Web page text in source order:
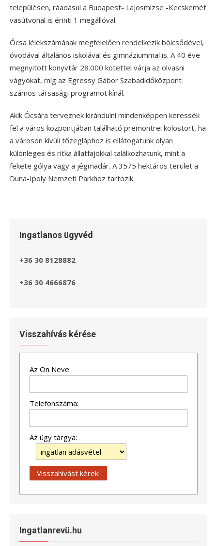
településen, ráadásul a Budapest- Lajosmizse -Kecskemét
vasútvonal is érinti 1 megállóval.
Ócsa lélekszámának megfelelően rendelkezik bölcsődével,
óvodával általános iskolával és gimnáziummal is. A 40 éve
megnyitott könyvtár 28.000 kötettel várja az olvasni
vágyókat, míg az Egressy Gábor Szabadidőközpont
számos társasági programot kínál.
Akik Ócsára terveznek kirándulni mindenképpen keressék
fel a város központjában található premontrei kolostort, ha
a városon kívüli tőzegláphoz is ellátogatunk olyan
különleges és ritka állatfajokkal találkozhatunk, mint a
fekete gólya vagy a jégmadár. A 3575 hektáros terület a
Duna-Ipoly Nemzeti Parkhoz tartozik.
Ingatlanos ügyvéd
+36 30 8128882
+36 30 4666876
Visszahívás kérése
Az Ön Neve:
Telefonszáma:
Az ügy tárgya:
Ingatlanrevü.hu